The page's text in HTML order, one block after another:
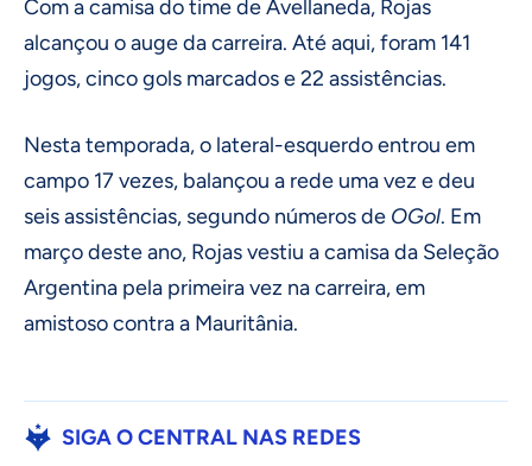
Com a camisa do time de Avellaneda, Rojas
alcançou o auge da carreira. Até aqui, foram 141
jogos, cinco gols marcados e 22 assistências.
Nesta temporada, o lateral-esquerdo entrou em
campo 17 vezes, balançou a rede uma vez e deu
seis assistências, segundo números de OGol. Em
março deste ano, Rojas vestiu a camisa da Seleção
Argentina pela primeira vez na carreira, em
amistoso contra a Mauritânia.
SIGA O CENTRAL NAS REDES